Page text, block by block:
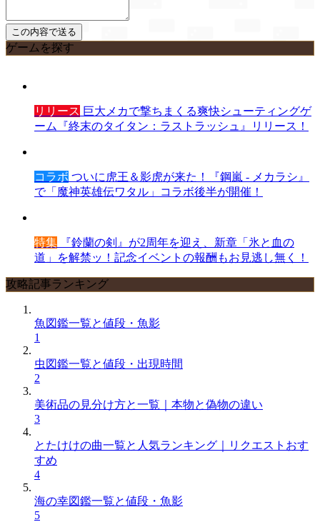
ゲームを探す
リリース 巨大メカで撃ちまくる爽快シューティングゲ
ーム『終末のタイタン：ラストラッシュ』リリース！
コラボ ついに虎王＆影虎が来た！『鋼嵐 - メカラシ』
で「魔神英雄伝ワタル」コラボ後半が開催！
特集 『鈴蘭の剣』が2周年を迎え、新章「氷と血の
道」を解禁ッ！記念イベントの報酬もお見逃し無く！
攻略記事ランキング
魚図鑑一覧と値段・魚影
1
虫図鑑一覧と値段・出現時間
2
美術品の見分け方と一覧｜本物と偽物の違い
3
とたけけの曲一覧と人気ランキング｜リクエストおす
すめ
4
海の幸図鑑一覧と値段・魚影
5